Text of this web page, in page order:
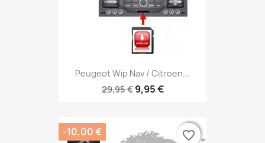
Peugeot Wip Nav / Citroen...
29,95 € 9,95 €
-10,00 € favorite_border
favorite_border